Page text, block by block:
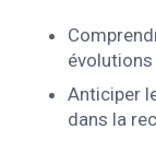
Anticiper
dans la